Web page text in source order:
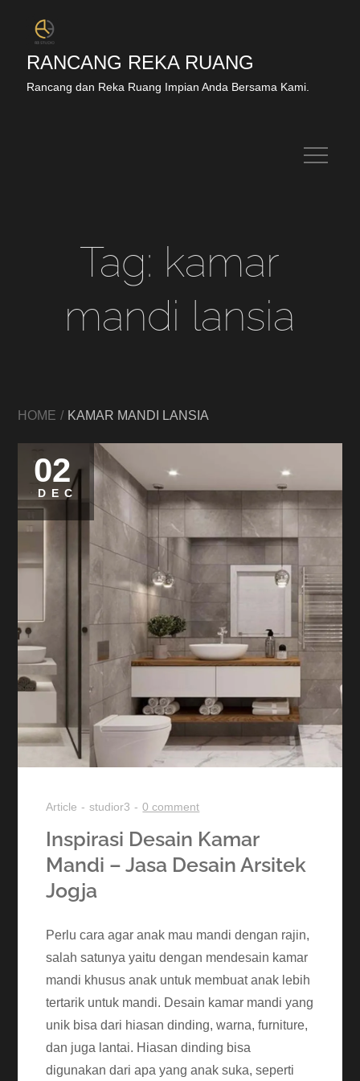
RANCANG REKA RUANG
Rancang dan Reka Ruang Impian Anda Bersama Kami.
Tag: kamar
mandi lansia
HOME KAMAR MANDI LANSIA
02
DEC
Article studior3 0 comment
Inspirasi Desain Kamar
Mandi – Jasa Desain Arsitek
Jogja
Perlu cara agar anak mau mandi dengan rajin,
salah satunya yaitu dengan mendesain kamar
mandi khusus anak untuk membuat anak lebih
tertarik untuk mandi. Desain kamar mandi yang
unik bisa dari hiasan dinding, warna, furniture,
dan juga lantai. Hiasan dinding bisa
digunakan dari apa yang anak suka, seperti